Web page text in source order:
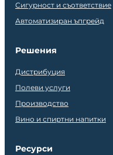
Сигурност и съответствие
Автоматизиран ъпгрейд
Решения
Дистрибуция
Полеви услуги
Производство
Вино и спиртни напитки
Ресурси